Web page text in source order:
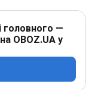
головного —
OBOZ.UA у